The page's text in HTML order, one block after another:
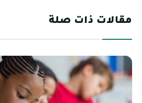
مقالات ذات صلة